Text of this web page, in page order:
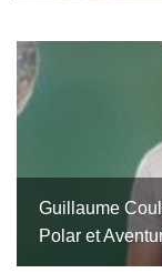
Guillaume
Polar et